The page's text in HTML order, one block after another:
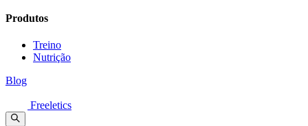
Produtos
Treino
Nutrição
Blog
Freeletics